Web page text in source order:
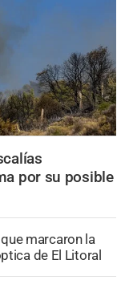
por su posible
marcaron la
de El Litoral